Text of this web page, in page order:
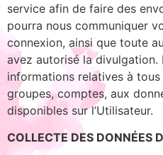
service afin de faire des
pourra nous communiquer
connexion, ainsi que toute
avez autorisé la divulgation.
informations relatives à
groupes, comptes, aux
disponibles sur l’Utilisateur.
COLLECTE DES DONNÉES